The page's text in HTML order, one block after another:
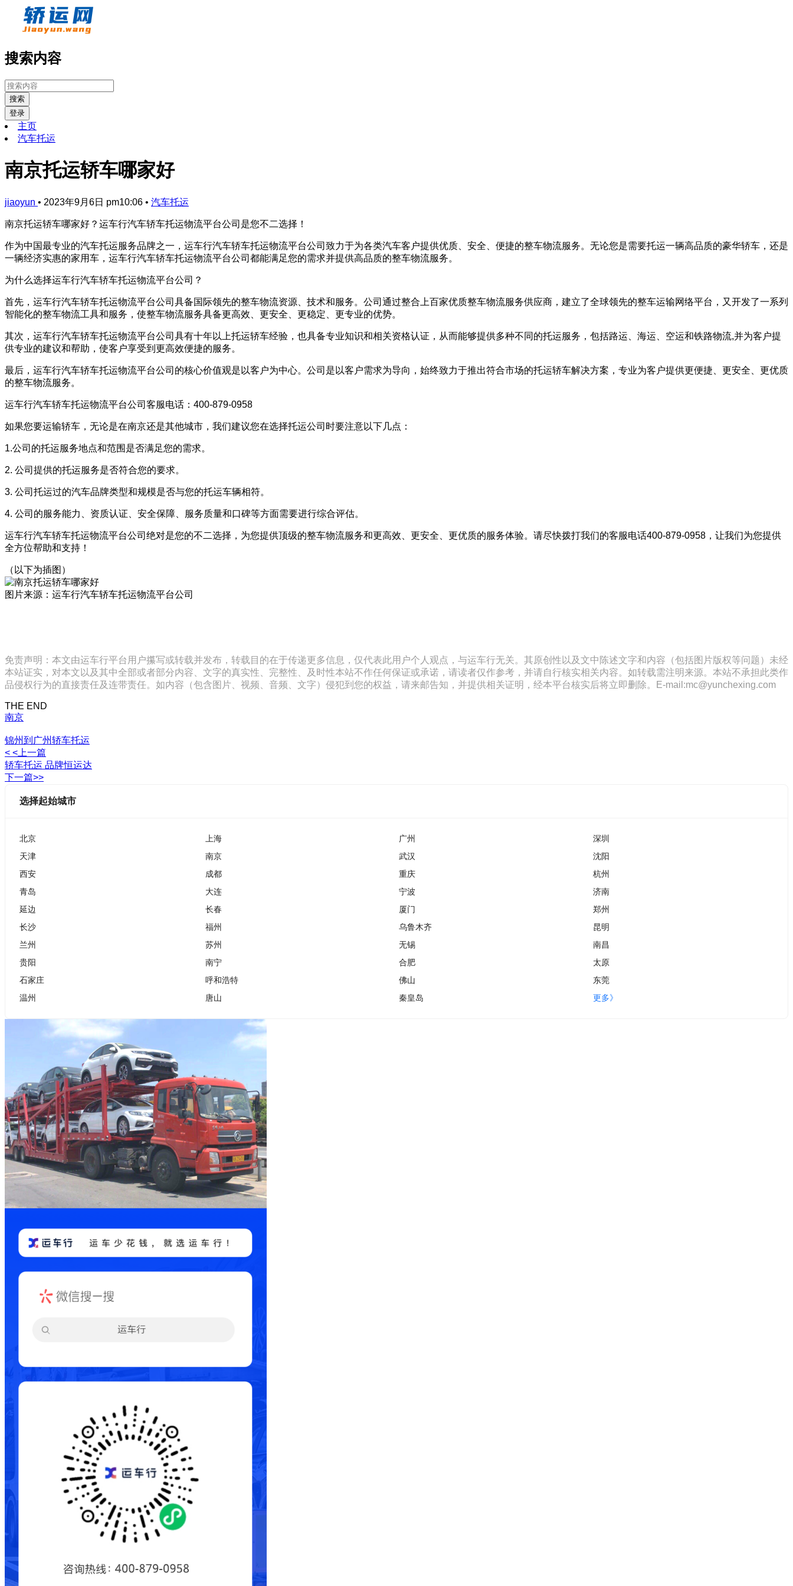
搜索内容
搜索
登录
主页
汽车托运
南京托运轿车哪家好
jiaoyun • 2023年9月6日 pm10:06 • 汽车托运
南京托运轿车哪家好？运车行汽车轿车托运物流平台公司是您不二选择！
作为中国最专业的汽车托运服务品牌之一，运车行汽车轿车托运物流平台公司致力于为各类汽车客户提供优质、安全、便捷的整车物流服务。无论您是需要托运一辆高品质的豪华轿车，还是
一辆经济实惠的家用车，运车行汽车轿车托运物流平台公司都能满足您的需求并提供高品质的整车物流服务。
为什么选择运车行汽车轿车托运物流平台公司？
首先，运车行汽车轿车托运物流平台公司具备国际领先的整车物流资源、技术和服务。公司通过整合上百家优质整车物流服务供应商，建立了全球领先的整车运输网络平台，又开发了一系列
智能化的整车物流工具和服务，使整车物流服务具备更高效、更安全、更稳定、更专业的优势。
其次，运车行汽车轿车托运物流平台公司具有十年以上托运轿车经验，也具备专业知识和相关资格认证，从而能够提供多种不同的托运服务，包括路运、海运、空运和铁路物流,并为客户提
供专业的建议和帮助，使客户享受到更高效便捷的服务。
最后，运车行汽车轿车托运物流平台公司的核心价值观是以客户为中心。公司是以客户需求为导向，始终致力于推出符合市场的托运轿车解决方案，专业为客户提供更便捷、更安全、更优质
的整车物流服务。
运车行汽车轿车托运物流平台公司客服电话：400-879-0958
如果您要运输轿车，无论是在南京还是其他城市，我们建议您在选择托运公司时要注意以下几点：
1.公司的托运服务地点和范围是否满足您的需求。
2. 公司提供的托运服务是否符合您的要求。
3. 公司托运过的汽车品牌类型和规模是否与您的托运车辆相符。
4. 公司的服务能力、资质认证、安全保障、服务质量和口碑等方面需要进行综合评估。
运车行汽车轿车托运物流平台公司绝对是您的不二选择，为您提供顶级的整车物流服务和更高效、更安全、更优质的服务体验。请尽快拨打我们的客服电话400-879-0958，让我们为您提供
全方位帮助和支持！
（以下为插图）
图片来源：运车行汽车轿车托运物流平台公司
免责声明：本文由运车行平台用户攥写或转载并发布，转载目的在于传递更多信息，仅代表此用户个人观点，与运车行无关。其原创性以及文中陈述文字和内容（包括图片版权等问题）未经
本站证实，对本文以及其中全部或者部分内容、文字的真实性、完整性、及时性本站不作任何保证或承诺，请读者仅作参考，并请自行核实相关内容。如转载需注明来源。本站不承担此类作
品侵权行为的直接责任及连带责任。如内容（包含图片、视频、音频、文字）侵犯到您的权益，请来邮告知，并提供相关证明，经本平台核实后将立即删除。E-mail:mc@yunchexing.com
THE END
南京
锦州到广州轿车托运
< <上一篇
轿车托运 品牌恒运达
下一篇>>
选择起始城市
北京 上海 广州
深圳
天津
南京 武汉
沈阳
西安
成都 重庆
杭州
青岛
大连 宁波
济南
延边
长春 厦门
郑州
长沙
福州 乌鲁木齐
昆明
兰州
苏州 无锡
南昌
贵阳
南宁 合肥
太原
石家庄
呼和浩特 佛山
东莞
温州
唐山 秦皇岛 更多》